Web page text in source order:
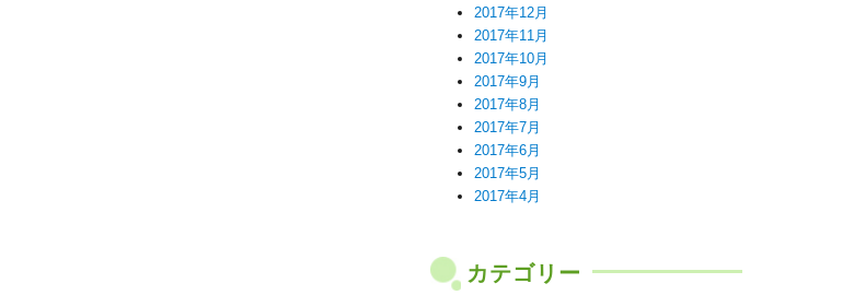
2017年12月
2017年11月
2017年10月
2017年9月
2017年8月
2017年7月
2017年6月
2017年5月
2017年4月
カテゴリー